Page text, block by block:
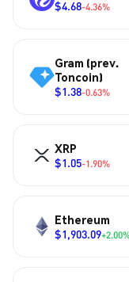
$4.68-4.36%
Gram (prev.
Toncoin)
$1.38-0.63%
XRP
$1.05-1.90%
Ethereum
$1,903.09